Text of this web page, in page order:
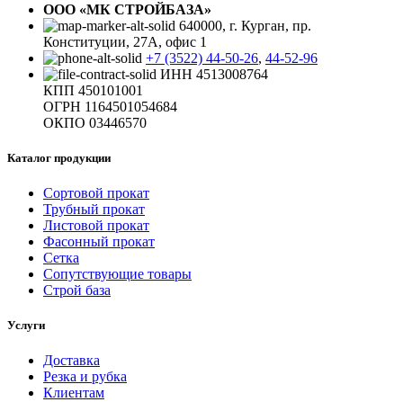
ООО «МК СТРОЙБАЗА»
640000, г. Курган, пр.
Конституции, 27А, офис 1
+7 (3522) 44-50-26, 44-52-96
ИНН 4513008764
КПП 450101001
ОГРН 1164501054684
ОКПО 03446570
Каталог продукции
Сортовой прокат
Трубный прокат
Листовой прокат
Фасонный прокат
Сетка
Сопутствующие товары
Строй база
Услуги
Доставка
Резка и рубка
Клиентам